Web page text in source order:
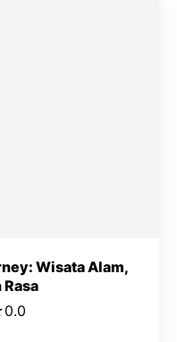
Wisata Alam,
Rasa
0.0